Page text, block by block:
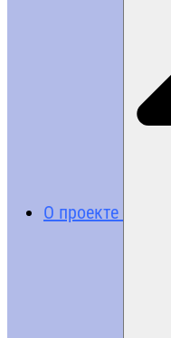
О проекте